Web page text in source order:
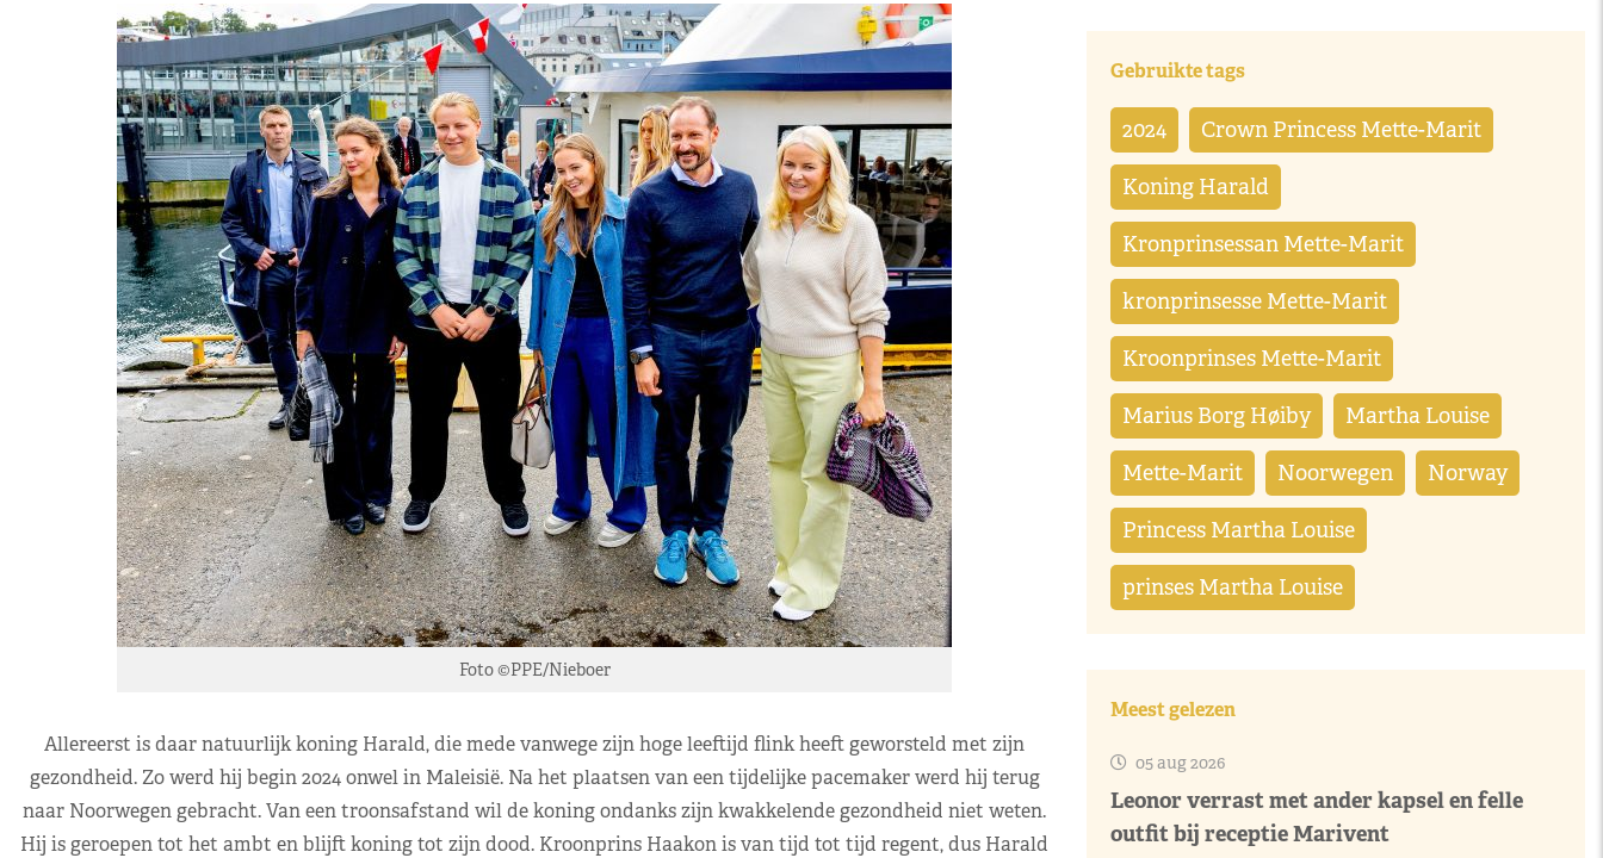
Foto ©PPE/Nieboer
Allereerst is daar natuurlijk koning Harald, die mede vanwege zijn hoge leeftijd flink heeft geworsteld met zijn
gezondheid. Zo werd hij begin 2024 onwel in Maleisië. Na het plaatsen van een tijdelijke pacemaker werd hij terug
naar Noorwegen gebracht. Van een troonsafstand wil de koning ondanks zijn kwakkelende gezondheid niet weten.
Hij is geroepen tot het ambt en blijft koning tot zijn dood. Kroonprins Haakon is van tijd tot tijd regent, dus Harald
Gebruikte tags
2024 Crown Princess Mette-Marit
Koning Harald
Kronprinsessan Mette-Marit
kronprinsesse Mette-Marit
Kroonprinses Mette-Marit
Marius Borg Høiby Martha Louise
Mette-Marit Noorwegen Norway
Princess Martha Louise
prinses Martha Louise
Meest gelezen
05 aug 2026
Leonor verrast met ander kapsel en felle
outfit bij receptie Marivent